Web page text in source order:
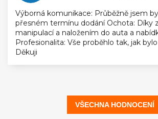
Výborná komunikace: Průběžně jsem
přesném termínu dodání Ochota: Díky
manipulací a naložením do auta a
Profesionalita: Vše proběhlo tak, jak
Děkuji
VŠECHNA HODNOCENÍ